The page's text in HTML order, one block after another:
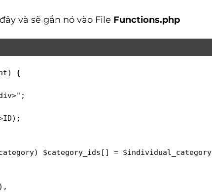
và sẽ gắn nó vào File Functions.php
) {
;
) $category_ids [] = $individual_category